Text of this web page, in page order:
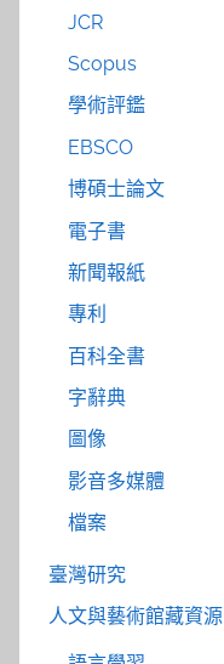
JCR
Scopus
學術評鑑
EBSCO
博碩士論文
電子書
新聞報紙
專利
百科全書
字辭典
圖像
影音多媒體
檔案
臺灣研究
人文與藝術館藏資源